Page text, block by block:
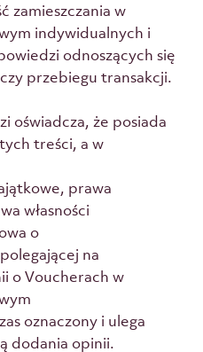
zamieszczania w
indywidualnych i
odnoszących się
przebiegu transakcji.
oświadcza, że posiada
treści, a w
prawa
własności
o
na
o Voucherach w
oznaczony i ulega
dodania opinii.